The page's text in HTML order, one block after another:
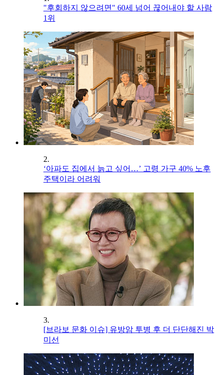
"후회하지 않으려면" 60세 넘어 끊어내야 할 사람
1위
2.
‘아파도 집에서 늙고 싶어…’ 고령 가구 40% 노후
주택이라 어려워
3.
[브라보 문화 이슈] 유방암 투병 후 더 단단해진 박
미선